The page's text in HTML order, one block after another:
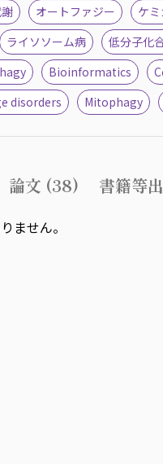
オートファジー ケ
ライソソーム病 低分子化
Bioinformatics
disorders
Mitophagy
論文 (38) 書籍等
ません。